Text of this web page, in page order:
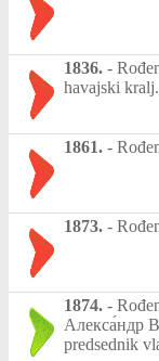
1836. -
havajski kralj.
1861. -
1873. -
1874. -
Алекса́ндр
predsednik